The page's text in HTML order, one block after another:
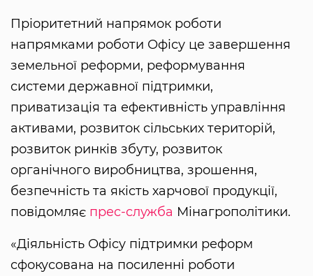
Пріоритетний напрямок роботи
напрямками роботи Офісу це завершення
земельної реформи, реформування
системи державної підтримки,
приватизація та ефективність управління
активами, розвиток сільських територій,
розвиток ринків збуту, розвиток
органічного виробництва, зрошення,
безпечність та якість харчової продукції,
повідомляє прес-служба Мінагрополітики.
«Діяльність Офісу підтримки реформ
сфокусована на посиленні роботи